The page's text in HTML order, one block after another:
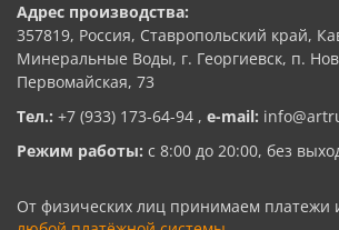
Адрес производства:
357819, Россия, Ставропольский край,
Минеральные Воды, г. Георгиевск, п.
Первомайская, 73
Тел.: +7 (933) 173-64-94 , e-mail:
Режим работы: с 8:00 до 20:00, без
От физических лиц принимаем платежи